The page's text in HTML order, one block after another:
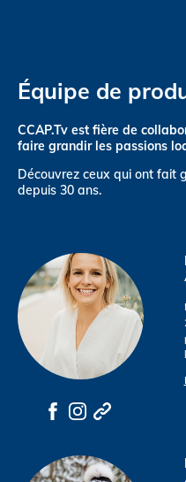
Équipe de
CCAP.Tv est fière de
faire grandir les passions
Découvrez ceux qui ont fait
depuis 30 ans.